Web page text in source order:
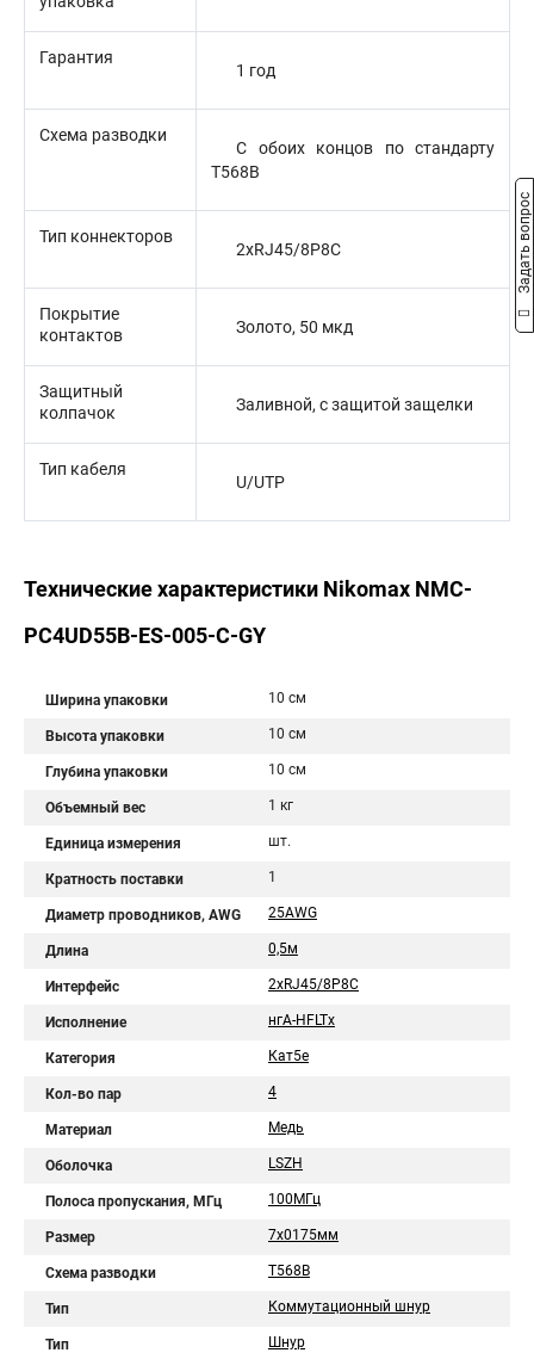
Гарантия
1 год
Схема разводки
С обоих концов по стандарту
T568B
Тип коннекторов
2xRJ45/8P8C
Покрытие
контактов
Золото, 50 мкд
Защитный
колпачок
Заливной, с защитой защелки
Тип кабеля
U/UTP
Технические характеристики Nikomax NMC-
PC4UD55B-ES-005-C-GY
Ширина упаковки 10 см
Высота упаковки 10 см
Глубина упаковки 10 см
Объемный вес 1 кг
Единица измерения шт.
Кратность поставки 1
Диаметр проводников, AWG 25AWG
Длина 0,5м
Интерфейс 2хRJ45/8P8C
Исполнение нгА-HFLTx
Категория Кат5е
Кол-во пар 4
Материал Медь
Оболочка LSZH
Полоса пропускания, МГц 100МГц
Размер 7x0175мм
Схема разводки T568B
Тип Коммутационный шнур
Тип Шнур
Задать вопрос